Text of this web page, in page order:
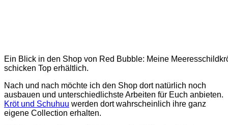
Ein Blick in den Shop von Red Bubble: Meine
schicken Top erhältlich.
Nach und nach möchte ich den Shop dort natürlich noch
ausbauen und unterschiedlichste Arbeiten für Euch anbieten.
Kröt und Schuhuu werden dort wahrscheinlich ihre ganz
eigene Collection erhalten.